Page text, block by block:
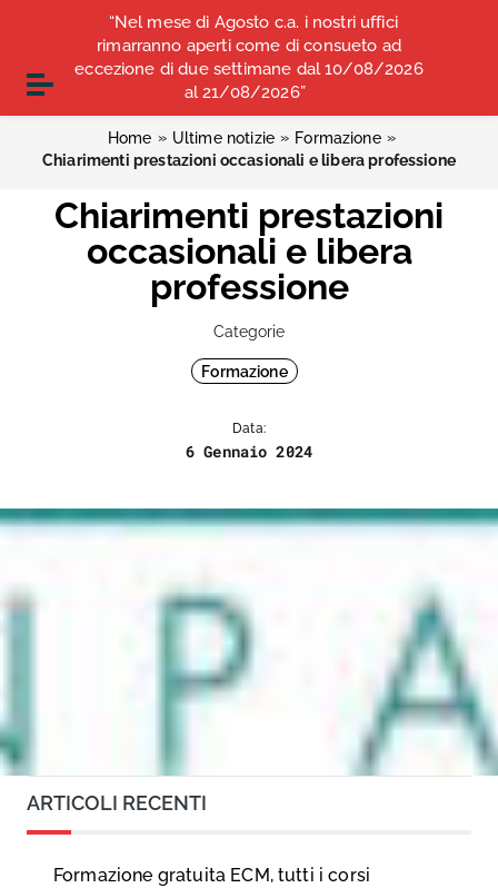
Vai ai contenuti
Vai al menu di navigazione
Vai al footer
COMUNICATI STAMPA ALBO OPI ANCONA
CONVENZIONI
Attiva / disattiva la navigazione
Home » Ultime notizie » Formazione »
Chiarimenti prestazioni occasionali e libera professione
Chiarimenti prestazioni
occasionali e libera
professione
Categorie
Formazione
Data:
6 Gennaio 2024
ARTICOLI RECENTI
Formazione gratuita ECM, tutti i corsi
“Nel mese di Agosto c.a. i nostri uffici
rimarranno aperti come di consueto ad
eccezione di due settimane dal 10/08/2026
al 21/08/2026”